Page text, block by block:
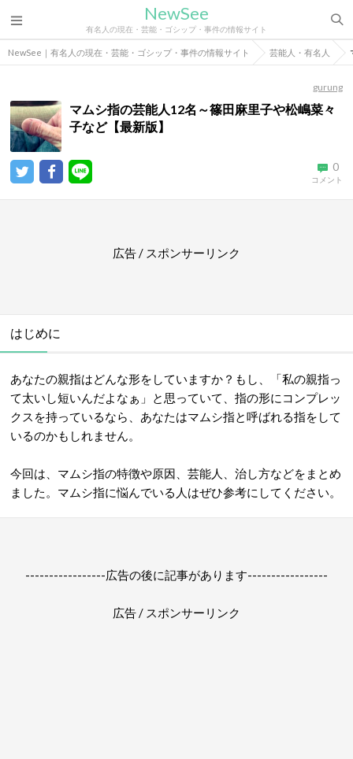
NewSee
有名人の現在・芸能・ゴシップ・事件の情報サイト
NewSee｜有名人の現在・芸能・ゴシップ・事件の情報サイト 芸能人・有名人
gurung
マムシ指の芸能人12名～篠田麻里子や松嶋菜々
子など【最新版】
0
コメント
広告 / スポンサーリンク
はじめに
あなたの親指はどんな形をしていますか？もし、「私の親指っ
て太いし短いんだよなぁ」と思っていて、指の形にコンプレッ
クスを持っているなら、あなたはマムシ指と呼ばれる指をして
いるのかもしれません。
今回は、マムシ指の特徴や原因、芸能人、治し方などをまとめ
ました。マムシ指に悩んでいる人はぜひ参考にしてください。
-----------------広告の後に記事があります-----------------
広告 / スポンサーリンク